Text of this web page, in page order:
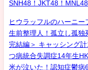
SNH48！JKT48！
ヒウラッフルのハーニー
生前整理人！孤立し孤独
完結編＞ キャッシング
つ病統合失調症14年生
米が泣いた！認知症鬱病